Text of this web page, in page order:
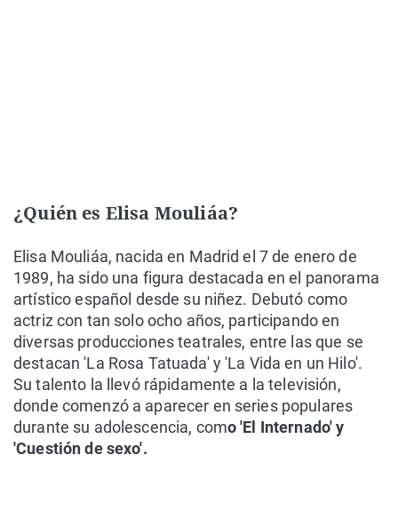
¿Quién es Elisa Mouliáa?
Elisa Mouliáa, nacida en Madrid el 7 de enero de
1989, ha sido una figura destacada en el panorama
artístico español desde su niñez. Debutó como
actriz con tan solo ocho años, participando en
diversas producciones teatrales, entre las que se
destacan 'La Rosa Tatuada' y 'La Vida en un Hilo'.
Su talento la llevó rápidamente a la televisión,
donde comenzó a aparecer en series populares
durante su adolescencia, como 'El Internado' y
'Cuestión de sexo'.